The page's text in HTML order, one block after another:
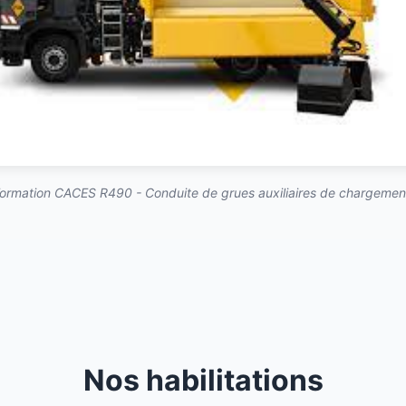
CACES R490 - Conduite de grues auxiliaires de
Nos habilitations